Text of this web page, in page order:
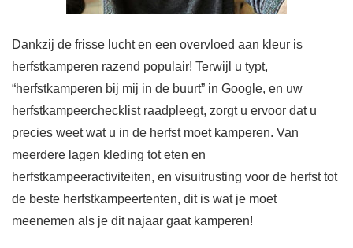
Dankzij de frisse lucht en een overvloed aan kleur is
herfstkamperen razend populair! Terwijl u typt,
“herfstkamperen bij mij in de buurt” in Google, en uw
herfstkampeerchecklist raadpleegt, zorgt u ervoor dat u
precies weet wat u in de herfst moet kamperen. Van
meerdere lagen kleding tot eten en
herfstkampeeractiviteiten, en visuitrusting voor de herfst tot
de beste herfstkampeertenten, dit is wat je moet
meenemen als je dit najaar gaat kamperen!